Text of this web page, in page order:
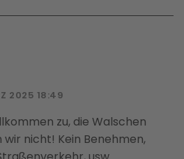
2025 18:49
zu, die Walschen
nicht! Kein Benehmen,